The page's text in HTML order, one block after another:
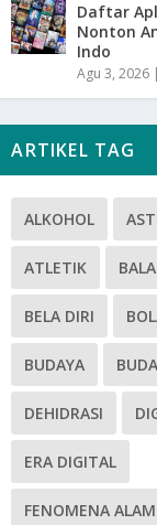
Daftar
Nonton
Indo
Agu 3, 2026 |
ARTIKEL TAG
ALKOHOL
ATLETIK
BELA DIRI
BUDAYA
DEHIDRASI
ERA DIGITAL
FENOMENA ALAM